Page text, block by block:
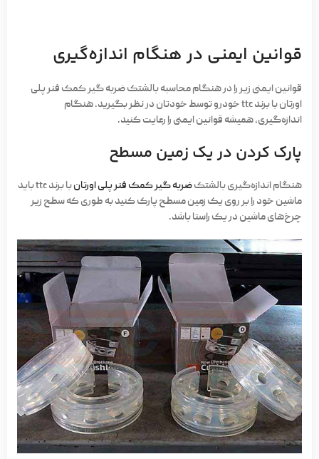
قوانین ایمنی در هنگام اندازه‌گیری
قوانین ایمنی زیر را در هنگام محاسبه بالشتک ضربه گیر کمک فنر پلی
اورتان با برند ttc خودرو توسط خودتان در نظر بگیرید. هنگام
اندازه‌گیری، همیشه قوانین ایمنی را رعایت کنید.
پارک کردن در یک زمین مسطح
هنگام اندازه‌گیری بالشتکضربه گیر کمک فنر پلی اورتان
با برند ttc باید
ماشین خود را بر روی یک زمین مسطح پارک کنید به طوری که سطح زیر
چرخ‌های ماشین در یک راستا باشد.